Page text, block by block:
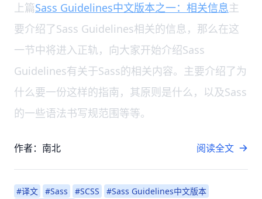
上篇Sass Guidelines中文版本之一：相关信息主
要介绍了Sass Guidelines相关的信息，那么在这
一节中将进入正轨，向大家开始介绍Sass
Guidelines有关于Sass的相关内容。主要介绍了为
什么要一份这样的指南，其原则是什么，以及Sass
的一些语法书写规范围等等。
作者：南北 阅读全文
#译文 #Sass #SCSS
#Sass Guidelines中文版本